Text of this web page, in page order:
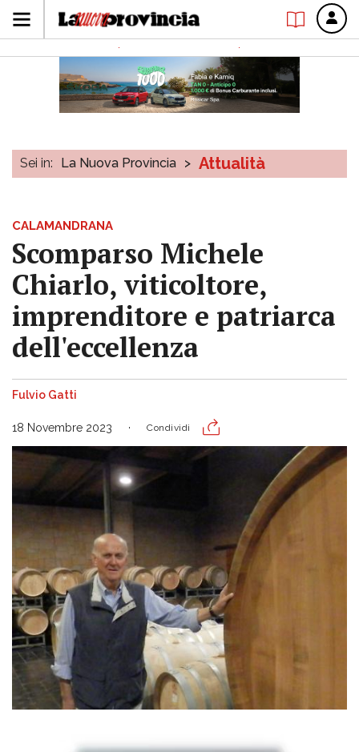
Sei in: La Nuova Provincia > Attualità
CALAMANDRANA
Scomparso Michele
Chiarlo, viticoltore,
imprenditore e patriarca
dell'eccellenza
Fulvio Gatti
18 Novembre 2023 Condividi